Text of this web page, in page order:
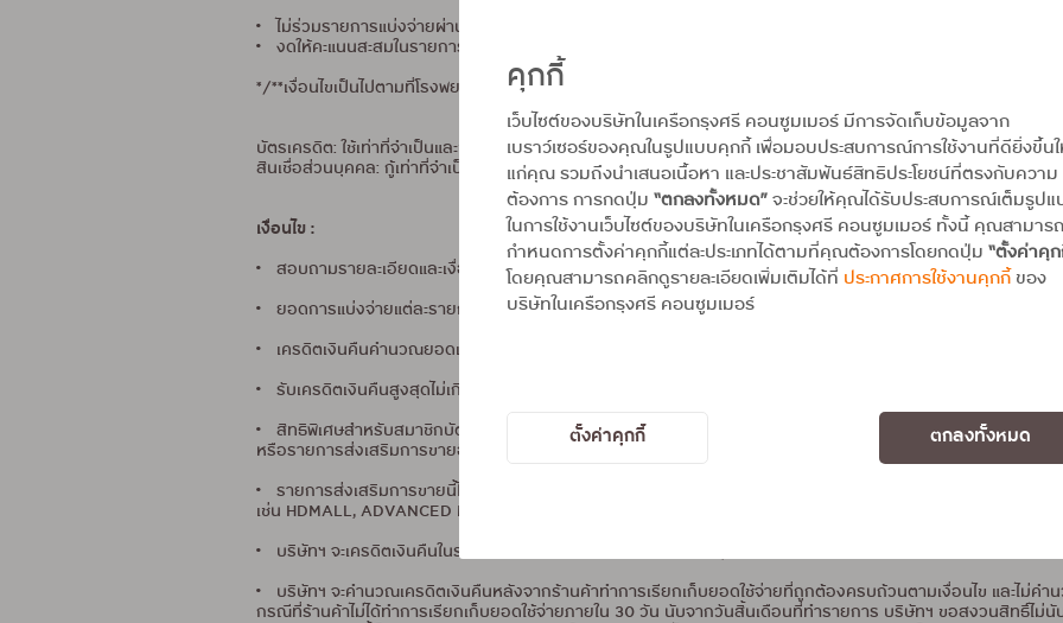
คุกกี้
เว็บไซต์ของบริษัทในเครือกรุงศรี คอนซูมเมอร์ มีการจัดเก็บข้อมูลจาก
เบราว์เซอร์ของคุณในรูปแบบคุกกี้ เพื่อมอบประสบการณ์การใช้งานที่ดียิ่งขึ้น
แก่คุณ รวมถึงนำเสนอเนื้อหา และประชาสัมพันธ์สิทธิประโยชน์ที่ตรงกับความ
ต้องการ การกดปุ่ม “ตกลงทั้งหมด”จะช่วยให้คุณได้รับประสบการณ์เต็มรูปแ
ในการใช้งานเว็บไซต์ของบริษัทในเครือกรุงศรี คอนซูมเมอร์ ทั้งนี้ คุณสามารถ
กำหนดการตั้งค่าคุกกี้แต่ละประเภทได้ตามที่คุณต้องการโดยกดปุ่ม “ตั้งค่าคุก
โดยคุณสามารถคลิกดูรายละเอียดเพิ่มเติมได้ที่ ประกาศการใช้งานคุกกี้ของ
บริษัทในเครือกรุงศรี คอนซูมเมอร์
ตั้งค่าคุกกี้ ตกลงทั้งหมด
• ไม่ร่วมรายการแบ่งจ่ายผ่านช่องทางออนไลน์ทุกกรณี
• งดให้คะแนนสะสมในรายการส่งเสริมการขายนี้
*/**เงื่อนไขเป็นไปตามที่โรงพยาบาล และ บริษัทฯ กำหนด
บัตรเครดิต: ใช้เท่าที่จำเป็นและชำระคืนได้เต็มจำนวนตามกำหนด จะได้ไม่เสียดอกเบี้ย 16% ต่อปี
สินเชื่อส่วนบุคคล: กู้เท่าที่จำเป็นและชำระคืนได้ตามกำหนด จะได้ไม่เสียดอกเบี้ย 15% - 25% ต่อปี
เงื่อนไข :
• สอบถามรายละเอียดและเงื่อนไขเพิ่มเติม ณ โรงพยาบาลสาขา และเฉพาะโปรแกรมที่ร่วมรายการตามที่โรงพยาบาลก
• ยอดการแบ่งจ่ายแต่ละรายการไม่สามารถนำมาสะสมหรือรวมกันได้ โดยจะคำนวณเครดิตเงินคืนต่อเซลล์สลิป
• เครดิตเงินคืนคำนวณยอดแบ่งจ่ายทุกๆ 50,000 บาทขึ้นไปต่อเซลล์สลิป
• รับเครดิตเงินคืนสูงสุดไม่เกิน 20,000 บาท/บัญชีบัตรหลัก ตลอดรายการ
• สิทธิพิเศษสำหรับสมาชิกบัตรฯ ที่ลงทะเบียนเพื่อรับสิทธิ์และได้ข้อความตอบกลับภายในวันที่ทำรายการแบ่งจ่าย รายก
หรือรายการส่งเสริมการขายอื่นๆ ในรอบและเวลาเดียวกัน
• รายการส่งเสริมการขายนี้ไม่ร่วมรายการแบ่งจ่ายผ่านช่องทางออนไลน์ หรือ PAYMENT GATEWAY ทุกช่องทา
เช่น HDMALL, ADVANCED MPAY, 2C2P, OMIZE, KSHER PAYMENT, PRANINTECH, XENDIT TECH และอื่นๆ
• บริษัทฯ จะเครดิตเงินคืนในรอบบัญชีถัดไปนับจากวันที่ทำรายการ (กรณีบัตรเสริม เครดิตเงินคืนจะโอนเข้าบัญชีบัตร
• บริษัทฯ จะคำนวณเครดิตเงินคืนหลังจากร้านค้าทำการเรียกเก็บยอดใช้จ่ายที่ถูกต้องครบถ้วนตามเงื่อนไข และไม่ค
กรณีที่ร้านค้าไม่ได้ทำการเรียกเก็บยอดใช้จ่ายภายใน 30 วัน นับจากวันสิ้นเดือนที่ทำรายการ บริษัทฯ ขอสงวนสิทธิ์ไม่